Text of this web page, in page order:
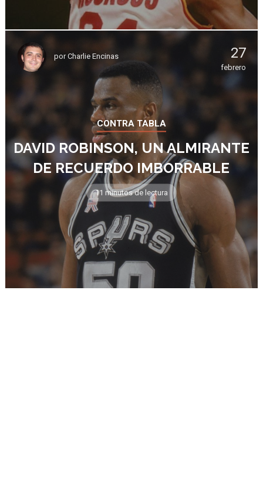
porCharlie Encinas 27
febrero
CONTRA TABLA
DAVID ROBINSON, UN ALMIRANTE
DE RECUERDO IMBORRABLE
11 minutos de lectura